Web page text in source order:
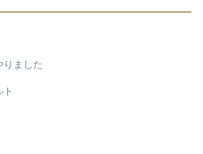
ました